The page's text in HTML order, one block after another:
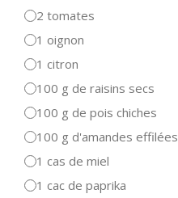
2 tomates
1 oignon
1 citron
100 g de raisins secs
100 g de pois chiches
100 g d'amandes effilées
1 cas de miel
1 cac de paprika